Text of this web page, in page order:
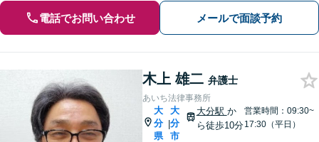
電話でお問い合わせ メールで面談予約
木上 雄二 弁護士
あいち法律事務所
大
分
県
|
大
分
市
大分駅 か
ら徒歩10分
営業時間：09:30~
17:30（平日）